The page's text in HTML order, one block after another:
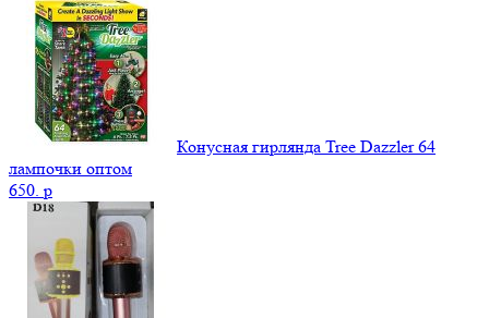
Конусная гирлянда Tree Dazzler 64
лампочки оптом
650. p